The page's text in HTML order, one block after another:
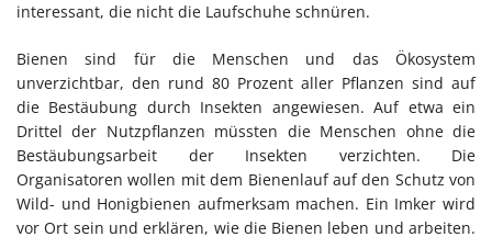
interessant, die nicht die Laufschuhe schnüren.
Bienen sind für die Menschen und das Ökosystem
unverzichtbar, den rund 80 Prozent aller Pflanzen sind auf
die Bestäubung durch Insekten angewiesen. Auf etwa ein
Drittel der Nutzpflanzen müssten die Menschen ohne die
Bestäubungsarbeit der Insekten verzichten. Die
Organisatoren wollen mit dem Bienenlauf auf den Schutz von
Wild- und Honigbienen aufmerksam machen. Ein Imker wird
vor Ort sein und erklären, wie die Bienen leben und arbeiten.